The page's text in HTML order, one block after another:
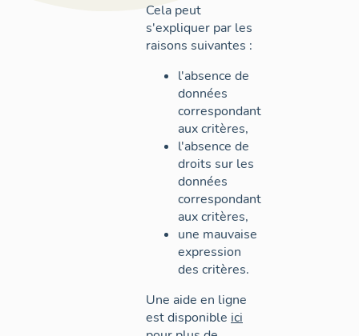
Cela peut
s'expliquer par les
raisons suivantes :
l'absence de
données
correspondant
aux critères,
l'absence de
droits sur les
données
correspondant
aux critères,
une mauvaise
expression
des critères.
Une aide en ligne
est disponible ici